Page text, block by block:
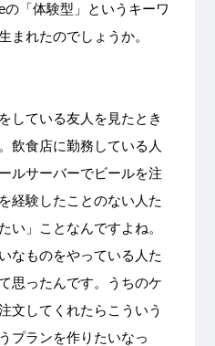
「体験型」というキーワ
まれたのでしょうか。
している友人を見たとき
飲食店に勤務している人
ルサーバーでビールを注
経験したことのない人た
い」ことなんですよね。
なものをやっている人た
思ったんです。うちのケ
文してくれたらこういう
プランを作りたいなっ